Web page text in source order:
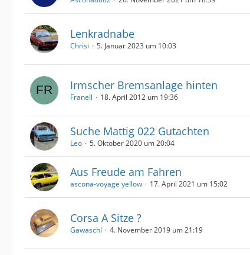
Lenkradnabe
Chrisi 5. Januar 2023 um 10:03
Irmscher Bremsanlage hinten
Franell 18. April 2012 um 19:36
Suche Mattig 022 Gutachten
Leo 5. Oktober 2020 um 20:04
Aus Freude am Fahren
ascona-voyage yellow 17. April 2021 um 15:02
Corsa A Sitze ?
Gawaschl 4. November 2019 um 21:19